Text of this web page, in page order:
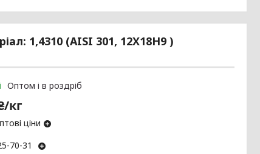
1,4310 (AISI 301, 12Х18Н9 )
Оптом і в роздріб
кг
ціни
70-31